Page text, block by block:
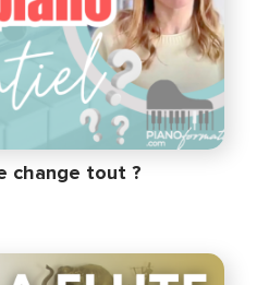
change tout ?